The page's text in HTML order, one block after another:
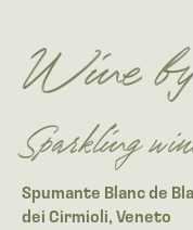
Wine
Sparkling
Spumante Blanc de
dei Cirmioli, Veneto